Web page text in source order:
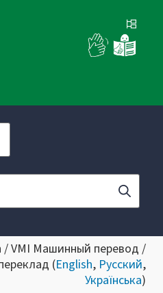
/ VMI Машинный перевод /
(English, Русский,
Українська)